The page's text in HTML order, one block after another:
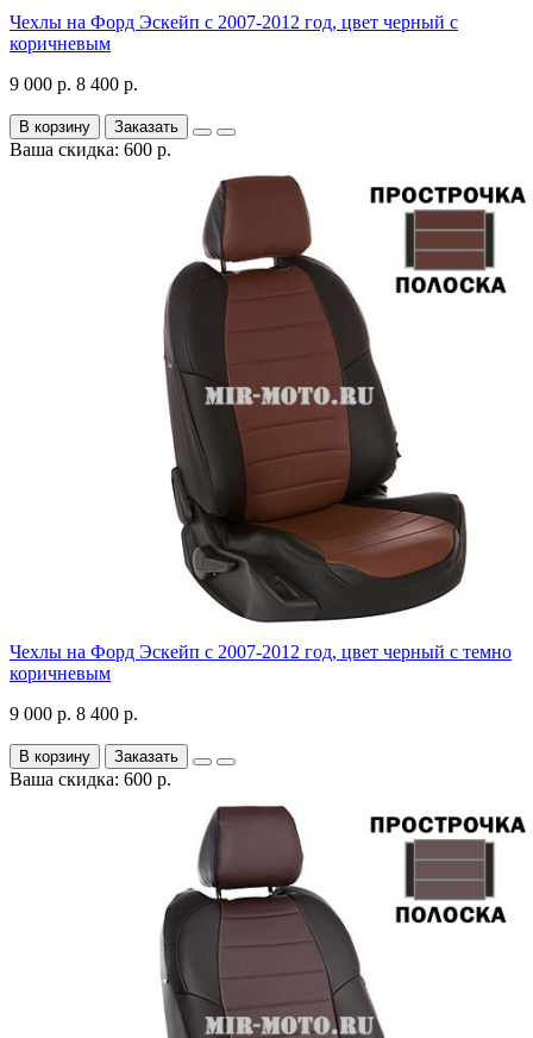
Чехлы на Форд Эскейп с 2007-2012 год, цвет черный с
коричневым
9 000 р. 8 400 р.
В корзину Заказать
Ваша скидка: 600 р.
Чехлы на Форд Эскейп с 2007-2012 год, цвет черный с темно
коричневым
9 000 р. 8 400 р.
В корзину Заказать
Ваша скидка: 600 р.